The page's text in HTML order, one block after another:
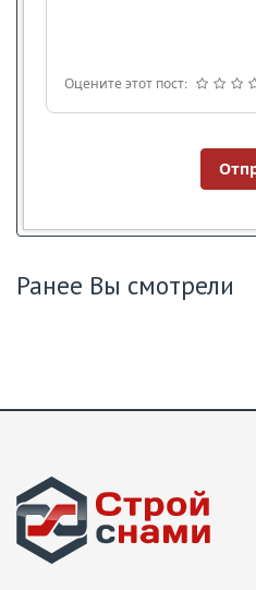
Оцените этот пост:
Ранее Вы смотрели